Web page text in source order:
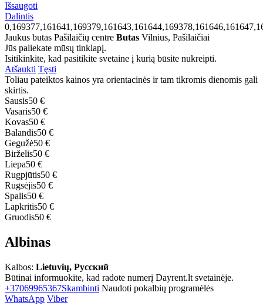
Išsaugoti
Dalintis
Jaukus butas Pašilaičių centre Butas Vilnius, Pašilaičiai
Jūs paliekate mūsų tinklapį.
Isitikinkite, kad pasitikite svetaine į kurią būsite nukreipti.
Atšaukti Tęsti
Toliau pateiktos kainos yra orientacinės ir tam tikromis dienomis gali
skirtis.
Sausis50 €
Vasaris50 €
Kovas50 €
Balandis50 €
Gegužė50 €
Birželis50 €
Liepa50 €
Rugpjūtis50 €
Rugsėjis50 €
Spalis50 €
Lapkritis50 €
Gruodis50 €
Albinas
Kalbos: Lietuvių, Русский
Būtinai informuokite, kad radote numerį Dayrent.lt svetainėje.
+37069965367Skambinti Naudoti pokalbių programėlės
WhatsApp Viber